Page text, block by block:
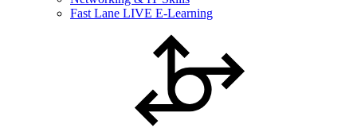
Fast Lane LIVE E-Learning